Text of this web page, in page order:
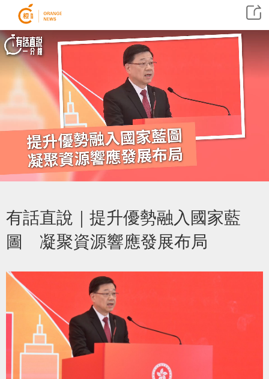
有話直說｜提升優勢融入國家藍
圖 凝聚資源響應發展布局